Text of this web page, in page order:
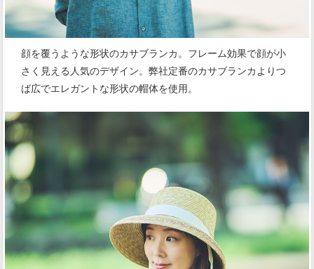
顔を覆うような形状のカサブランカ。フレーム効果で顔が小
さく見える人気のデザイン。弊社定番のカサブランカよりつ
ば広でエレガントな形状の帽体を使用。